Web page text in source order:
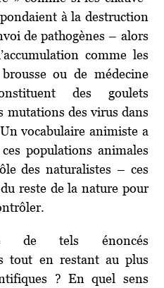
à la destruction
de pathogènes – alors
comme les
ou de médecine
des goulets
mutations des virus dans
vocabulaire animiste a
populations animales
des naturalistes – ces
reste de la nature pour
de tels énoncés
tout en restant au plus
? En quel sens